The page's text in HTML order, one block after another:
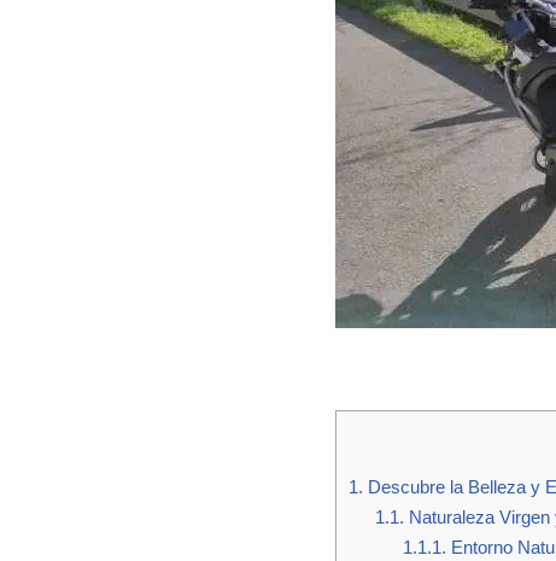
1. Descubre la Belleza y
1.1. Naturaleza
1.1.1. Entorno